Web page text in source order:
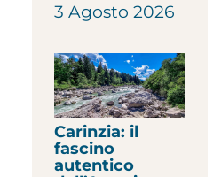
3 Agosto 2026
Carinzia: il
fascino
autentico